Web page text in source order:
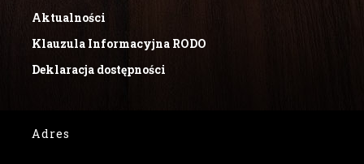
Aktualności
Klauzula Informacyjna RODO
Deklaracja dostępności
Adres